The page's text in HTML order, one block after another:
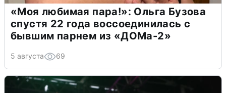
«Моя любимая пара!»: Ольга Бузова
спустя 22 года воссоединилась с
бывшим парнем из «ДОМа-2»
5 августа 69